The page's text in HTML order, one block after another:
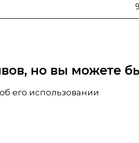
но вы можете
его использовании